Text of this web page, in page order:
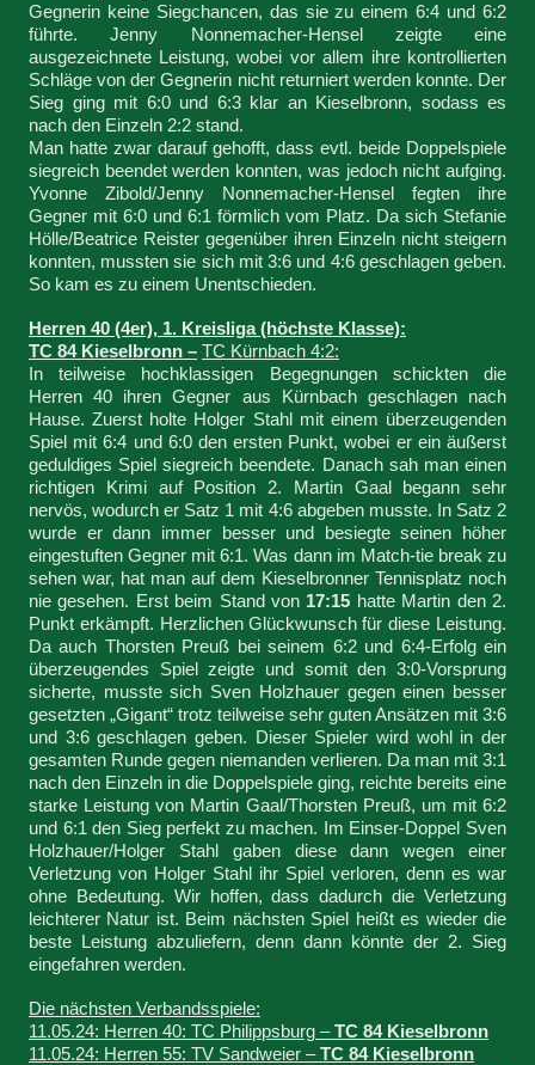
Gegnerin keine Siegchancen, das sie zu einem 6:4 und 6:2
führte. Jenny Nonnemacher-Hensel zeigte eine
ausgezeichnete Leistung, wobei vor allem ihre kontrollierten
Schläge von der Gegnerin nicht returniert werden konnte. Der
Sieg ging mit 6:0 und 6:3 klar an Kieselbronn, sodass es
nach den Einzeln 2:2 stand.
Man hatte zwar darauf gehofft, dass evtl. beide Doppelspiele
siegreich beendet werden konnten, was jedoch nicht aufging.
Yvonne Zibold/Jenny Nonnemacher-Hensel fegten ihre
Gegner mit 6:0 und 6:1 förmlich vom Platz. Da sich Stefanie
Hölle/Beatrice Reister gegenüber ihren Einzeln nicht steigern
konnten, mussten sie sich mit 3:6 und 4:6 geschlagen geben.
So kam es zu einem Unentschieden.
Herren 40 (4er), 1. Kreisliga (höchste Klasse):
TC 84 Kieselbronn – TC Kürnbach 4:2:
In teilweise hochklassigen Begegnungen schickten die
Herren 40 ihren Gegner aus Kürnbach geschlagen nach
Hause. Zuerst holte Holger Stahl mit einem überzeugenden
Spiel mit 6:4 und 6:0 den ersten Punkt, wobei er ein äußerst
geduldiges Spiel siegreich beendete. Danach sah man einen
richtigen Krimi auf Position 2. Martin Gaal begann sehr
nervös, wodurch er Satz 1 mit 4:6 abgeben musste. In Satz 2
wurde er dann immer besser und besiegte seinen höher
eingestuften Gegner mit 6:1. Was dann im Match-tie break zu
sehen war, hat man auf dem Kieselbronner Tennisplatz noch
nie gesehen. Erst beim Stand von 17:15 hatte Martin den 2.
Punkt erkämpft. Herzlichen Glückwunsch für diese Leistung.
Da auch Thorsten Preuß bei seinem 6:2 und 6:4-Erfolg ein
überzeugendes Spiel zeigte und somit den 3:0-Vorsprung
sicherte, musste sich Sven Holzhauer gegen einen besser
gesetzten „Gigant“ trotz teilweise sehr guten Ansätzen mit 3:6
und 3:6 geschlagen geben. Dieser Spieler wird wohl in der
gesamten Runde gegen niemanden verlieren. Da man mit 3:1
nach den Einzeln in die Doppelspiele ging, reichte bereits eine
starke Leistung von Martin Gaal/Thorsten Preuß, um mit 6:2
und 6:1 den Sieg perfekt zu machen. Im Einser-Doppel Sven
Holzhauer/Holger Stahl gaben diese dann wegen einer
Verletzung von Holger Stahl ihr Spiel verloren, denn es war
ohne Bedeutung. Wir hoffen, dass dadurch die Verletzung
leichterer Natur ist. Beim nächsten Spiel heißt es wieder die
beste Leistung abzuliefern, denn dann könnte der 2. Sieg
eingefahren werden.
Die nächsten Verbandsspiele:
11.05.24: Herren 40: TC Philippsburg –TC 84 Kieselbronn
11.05.24: Herren 55: TV Sandweier –TC 84 Kieselbronn